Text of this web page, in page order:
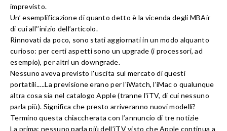
imprevisto.
Un’ esemplificazione di quanto detto è la vicenda degli MBAir
di cui all’’inizio dell’articolo.
Rinnovati da poco, sono stati aggiornati in un modo alquanto
curioso: per certi aspetti sono un upgrade (i processori, ad
esempio), per altri un downgrade.
Nessuno aveva previsto l'uscita sul mercato di questi
portatili.....La previsione erano per l'iWatch, l'iMac o qualunque
altra cosa sia nel catalogo Apple (tranne l'iTV, di cui nessuno
parla più). Significa che presto arriveranno nuovi modelli?
Termino questa chiaccherata con l’annuncio di tre notizie
La prima: nessuno parla più dell’iTV visto che Apple continua a